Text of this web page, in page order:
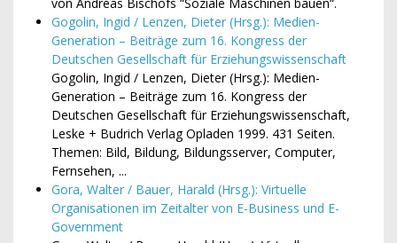
von Andreas Bischofs “Soziale Maschinen bauen“.
Gogolin, Ingid / Lenzen, Dieter (Hrsg.): Medien-
Generation – Beiträge zum 16. Kongress der
Deutschen Gesellschaft für Erziehungswissenschaft
Gogolin, Ingid / Lenzen, Dieter (Hrsg.): Medien-
Generation – Beiträge zum 16. Kongress der
Deutschen Gesellschaft für Erziehungswissenschaft,
Leske + Budrich Verlag Opladen 1999. 431 Seiten.
Themen: Bild, Bildung, Bildungsserver, Computer,
Fernsehen, ...
Gora, Walter / Bauer, Harald (Hrsg.): Virtuelle
Organisationen im Zeitalter von E-Business und E-
Government